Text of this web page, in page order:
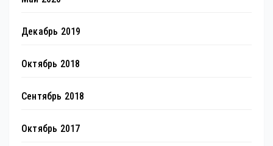
Декабрь 2019
Октябрь 2018
Сентябрь 2018
Октябрь 2017